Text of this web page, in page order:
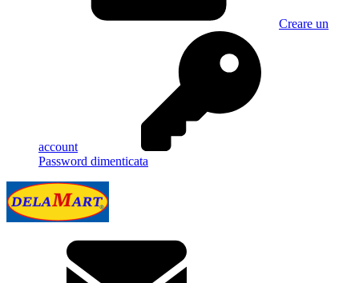
Creare un
account
Password dimenticata